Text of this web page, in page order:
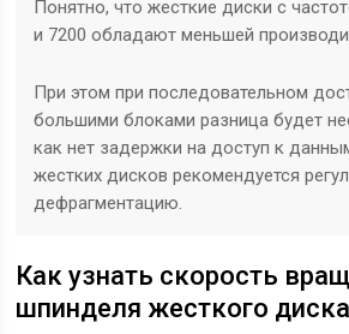
Понятно, что жесткие диски с
и 7200 обладают меньшей
При этом при последовательном
большими блоками разница будет
как нет задержки на доступ к
жестких дисков рекомендуется
дефрагментацию.
Как узнать скорость
шпинделя жесткого диска